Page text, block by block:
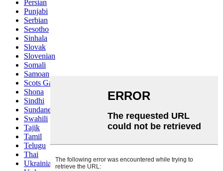
Persian
Punjabi
Serbian
Sesotho
Sinhala
Slovak
Slovenian
Somali
Samoan
Scots Gaelic
Shona
Sindhi
Sundanese
Swahili
Tajik
Tamil
Telugu
Thai
Ukrainian